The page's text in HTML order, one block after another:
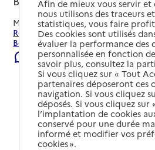
Mis à jour le22/07/2026
Rechercher les établissements et
Beaurains.
Signaler une erreur
Afin de mieux vous servir
nous utilisons des traceurs
statistiques, vous faire
Des cookies sont utilisés
évaluer la performance
personnalisée en fonction
savoir plus, consultez la
Si vous cliquez sur « Tout
partenaires déposeront ces
navigation. Si vous cliquez
déposés. Si vous cliquez
l’implantation de cookies
conservé pour une durée
informé et modifier vos
cookies ».